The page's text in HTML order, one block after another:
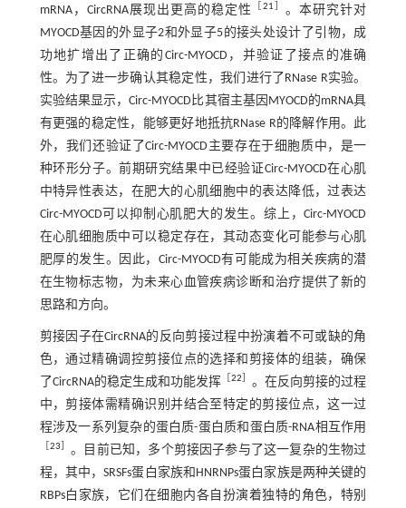
mRNA，CircRNA展现出更高的稳定性 ［21
。本研究针对
MYOCD基因的外显子2和外显子5的接头处设计了引物，成
功地扩增出了正确的Circ-MYOCD，并验证了接点的准确
性。为了进一步确认其稳定性，我们进行了RNase R实验。
实验结果显示，Circ-MYOCD比其宿主基因MYOCD的mRNA具
有更强的稳定性，能够更好地抵抗RNase R的降解作用。此
外，我们还验证了Circ-MYOCD主要存在于细胞质中，是一
种环形分子。前期研究结果中已经验证Circ-MYOCD在心肌
中特异性表达，在肥大的心肌细胞中的表达降低，过表达
Circ-MYOCD可以抑制心肌肥大的发生。综上，Circ-MYOCD
在心肌细胞质中可以稳定存在，其动态变化可能参与心肌
肥厚的发生。因此，Circ-MYOCD有可能成为相关疾病的潜
在生物标志物，为未来心血管疾病诊断和治疗提供了新的
思路和方向。
剪接因子在CircRNA的反向剪接过程中扮演着不可或缺的角
色，通过精确调控剪接位点的选择和剪接体的组装，确保
了CircRNA的稳定生成和功能发挥 ［22
。在反向剪接的过程
中，剪接体需精确识别并结合至特定的剪接位点，这一过
程涉及一系列复杂的蛋白质-蛋白质和蛋白质-RNA相互作用
23
。目前已知，多个剪接因子参与了这一复杂的生物过
程，其中，SRSFs蛋白家族和HNRNPs蛋白家族是两种关键的
RBPs白家族，它们在细胞内各自扮演着独特的角色，特别